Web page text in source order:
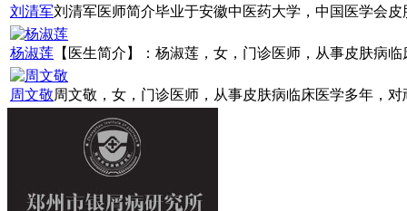
刘清军刘清军医师简介毕业于安徽中医药大学，中国医学会皮
杨淑莲 【医生简介】：杨淑莲，女，门诊医师，从事皮肤病
周文敬周文敬，女，门诊医师，从事皮肤病临床医学多年，对